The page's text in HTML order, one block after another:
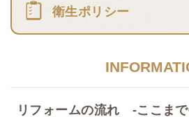
衛生ポリシー
リフォームの流れ -ここまで